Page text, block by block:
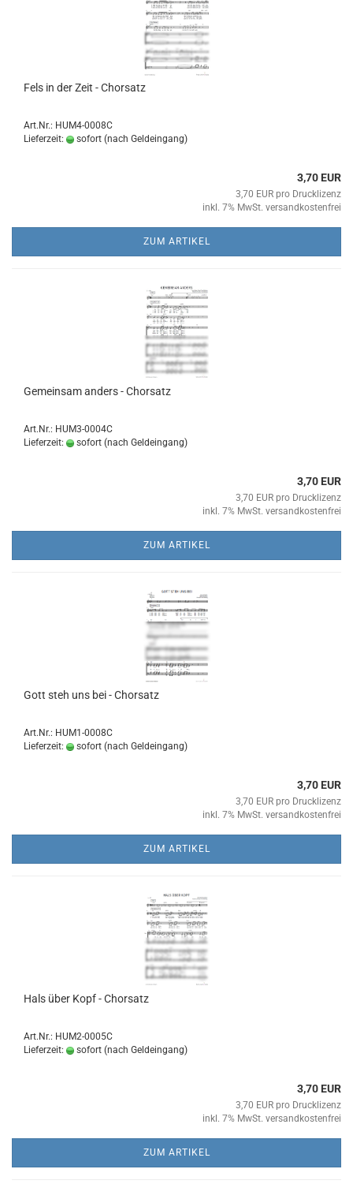
Fels in der Zeit - Chor­satz
Art.Nr.: HUM4-0008C
Lieferzeit:
sofort (nach Geldeingang)
3,70 EUR
3,70 EUR pro Drucklizenz
inkl. 7% MwSt. versandkostenfrei
ZUM ARTIKEL
Ge­mein­sam an­ders - Chor­satz
Art.Nr.: HUM3-0004C
Lieferzeit:
sofort (nach Geldeingang)
3,70 EUR
3,70 EUR pro Drucklizenz
inkl. 7% MwSt. versandkostenfrei
ZUM ARTIKEL
Gott steh uns bei - Chor­satz
Art.Nr.: HUM1-0008C
Lieferzeit:
sofort (nach Geldeingang)
3,70 EUR
3,70 EUR pro Drucklizenz
inkl. 7% MwSt. versandkostenfrei
ZUM ARTIKEL
Hals über Kopf - Chor­satz
Art.Nr.: HUM2-0005C
Lieferzeit:
sofort (nach Geldeingang)
3,70 EUR
3,70 EUR pro Drucklizenz
inkl. 7% MwSt. versandkostenfrei
ZUM ARTIKEL